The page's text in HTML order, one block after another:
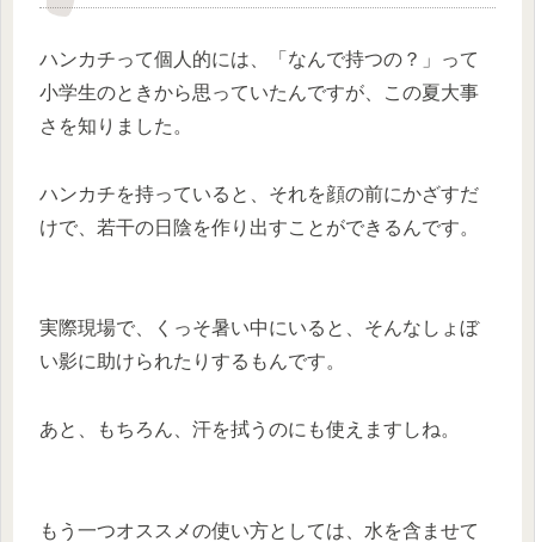
ハンカチって個人的には、「なんで持つの？」って
小学生のときから思っていたんですが、この夏大事
さを知りました。
ハンカチを持っていると、それを顔の前にかざすだ
けで、若干の日陰を作り出すことができるんです。
実際現場で、くっそ暑い中にいると、そんなしょぼ
い影に助けられたりするもんです。
あと、もちろん、汗を拭うのにも使えますしね。
もう一つオススメの使い方としては、水を含ませて